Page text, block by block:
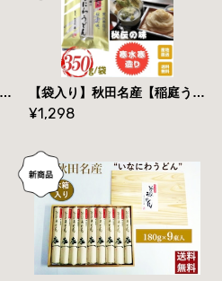
【袋入り】秋田名産【稲庭うどん】３５０g /袋×３袋【手作り技法】【送料無料】 【袋入り】秋田名産【稲庭うどん】３５０g /袋【手作り技法】【送料無料】
¥1,298